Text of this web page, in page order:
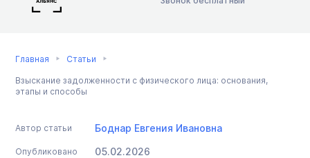
Главная Статьи
Взыскание задолженности с физического лица: основания,
этапы и способы
Автор статьи Боднар Евгения Ивановна
Опубликовано 05.02.2026